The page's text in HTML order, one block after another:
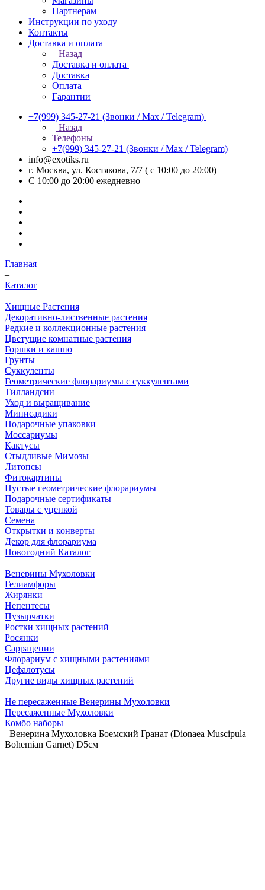
Партнерам
Инструкции по уходу
Контакты
Доставка и оплата
Назад
Доставка и оплата
Доставка
Оплата
Гарантии
+7(999) 345-27-21 (Звонки / Max / Telegram)
Назад
Телефоны
+7(999) 345-27-21 (Звонки / Max / Telegram)
info@exotiks.ru
г. Москва, ул. Костякова, 7/7 ( с 10:00 до 20:00)
С 10:00 до 20:00 ежедневно
Главная
–
Каталог
–
Хищные Растения
Декоративно-лиственные растения
Редкие и коллекционные растения
Цветущие комнатные растения
Горшки и кашпо
Грунты
Суккуленты
Геометрические флорариумы с суккулентами
Тилландсии
Уход и выращивание
Минисадики
Подарочные упаковки
Моссариумы
Кактусы
Стыдливые Мимозы
Литопсы
Фитокартины
Пустые геометрические флорариумы
Подарочные сертификаты
Товары с уценкой
Семена
Открытки и конверты
Декор для флорариума
Новогодний Каталог
–
Венерины Мухоловки
Гелиамфоры
Жирянки
Непентесы
Пузырчатки
Ростки хищных растений
Росянки
Саррацении
Флорариум с хищными растениями
Цефалотусы
Другие виды хищных растений
–
Не пересаженные Венерины Мухоловки
Пересаженные Мухоловки
Комбо наборы
–Венерина Мухоловка Боемский Гранат (Dionaea Muscipula
Bohemian Garnet) D5см